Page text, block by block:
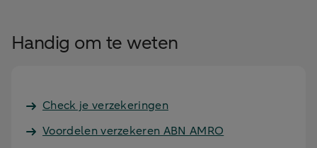
Handig om te weten
Check je verzekeringen
Voordelen verzekeren ABN AMRO